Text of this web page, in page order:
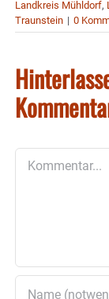
Landkreis Mühldorf,
Traunstein | 0